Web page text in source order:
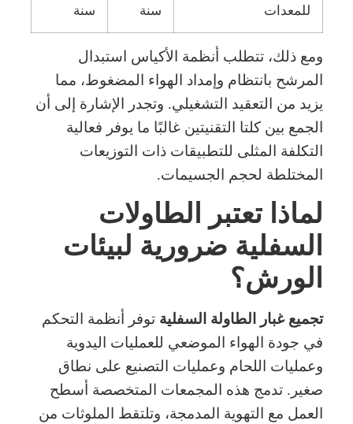
للمعدات
سنة
سنة
ومع ذلك، تتطلب أنظمة الأكياس استبدال
المرشح بانتظام وإمداد الهواء المضغوط، مما
يزيد من التعقيد التشغيلي. وتجدر الإشارة إلى أن
الجمع بين كلتا التقنيتين غالبًا ما يوفر فعالية
التكلفة المثلى للتطبيقات ذات التوزيعات
المختلطة لحجم الجسيمات.
لماذا تعتبر الطاولات
السفلية ضرورية لبيئات
الورش؟
تجميع غبار الطاولة السفلية توفر أنظمة التحكم
في جودة الهواء الموضعي للعمليات اليدوية
وعمليات اللحام وعمليات التصنيع على نطاق
صغير. تدمج هذه المجمعات المتخصصة أسطح
العمل مع التهوية المدمجة، وتلتقط الملوثات من